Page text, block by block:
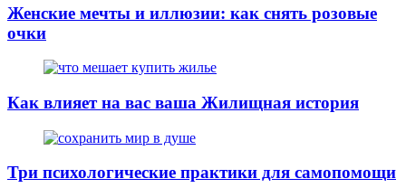
Женские мечты и иллюзии: как снять розовые
очки
Как влияет на вас ваша Жилищная история
Три психологические практики для самопомощи